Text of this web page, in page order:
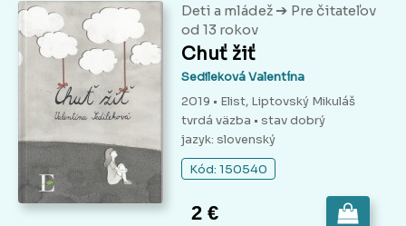
Deti a mládež ➔ Pre čitateľov
od 13 rokov
Chuť žiť
Sedileková Valentína
2019 • Elist, Liptovský Mikuláš
tvrdá väzba • stav dobrý
jazyk: slovenský
Kód: 150540
2 €